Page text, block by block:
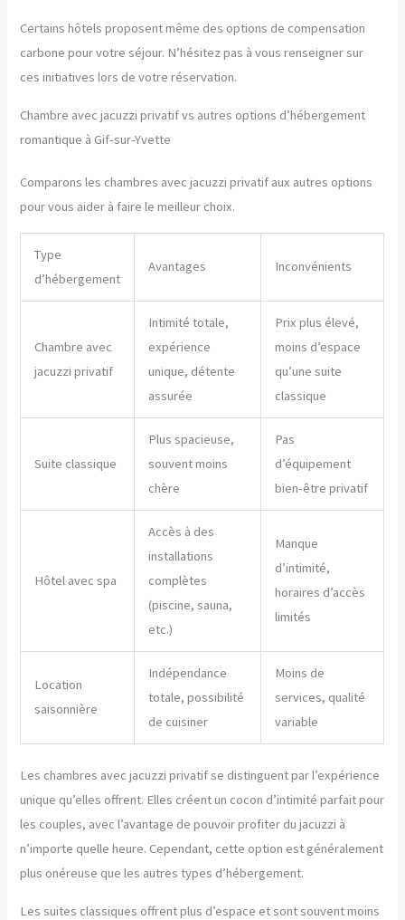
Certains hôtels proposent même des options de compensation
carbone pour votre séjour. N’hésitez pas à vous renseigner sur
ces initiatives lors de votre réservation.
Chambre avec jacuzzi privatif vs autres options d’hébergement
romantique à Gif-sur-Yvette
Comparons les chambres avec jacuzzi privatif aux autres options
pour vous aider à faire le meilleur choix.
Type
d’hébergement
Avantages Inconvénients
Chambre avec
jacuzzi privatif
Intimité totale,
expérience
unique, détente
assurée
Prix plus élevé,
moins d’espace
qu’une suite
classique
Suite classique
Plus spacieuse,
souvent moins
chère
Pas
d’équipement
bien-être privatif
Hôtel avec spa
Accès à des
installations
complètes
(piscine, sauna,
etc.)
Manque
d’intimité,
horaires d’accès
limités
Location
saisonnière
Indépendance
totale, possibilité
de cuisiner
Moins de
services, qualité
variable
Les chambres avec jacuzzi privatif se distinguent par l’expérience
unique qu’elles offrent. Elles créent un cocon d’intimité parfait pour
les couples, avec l’avantage de pouvoir profiter du jacuzzi à
n’importe quelle heure. Cependant, cette option est généralement
plus onéreuse que les autres types d’hébergement.
Les suites classiques offrent plus d’espace et sont souvent moins